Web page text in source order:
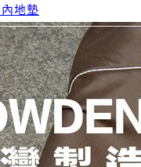
地墊